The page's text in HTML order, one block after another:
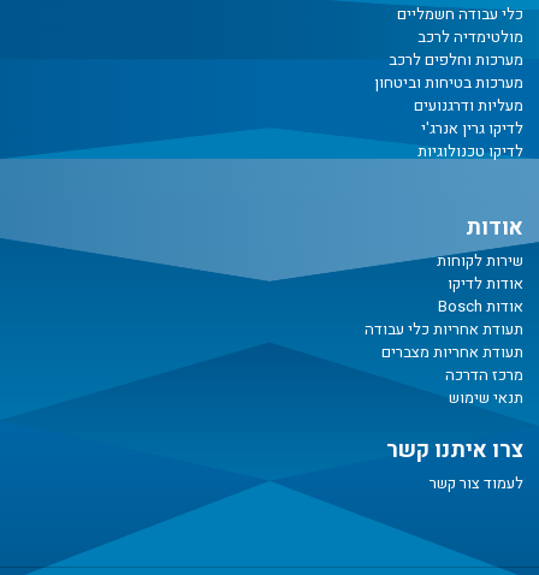
כלי עבודה חשמליים
מולטימדיה לרכב
מערכות וחלפים לרכב
מערכות בטיחות וביטחון
מעליות ודרגנועים
לדיקו גרין אנרג'י
לדיקו טכנולוגיות
אודות
שירות לקוחות
אודות לדיקו
אודות Bosch
תעודת אחריות כלי עבודה
תעודת אחריות מצברים
מרכז הדרכה
תנאי שימוש
צרו איתנו קשר
לעמוד צור קשר